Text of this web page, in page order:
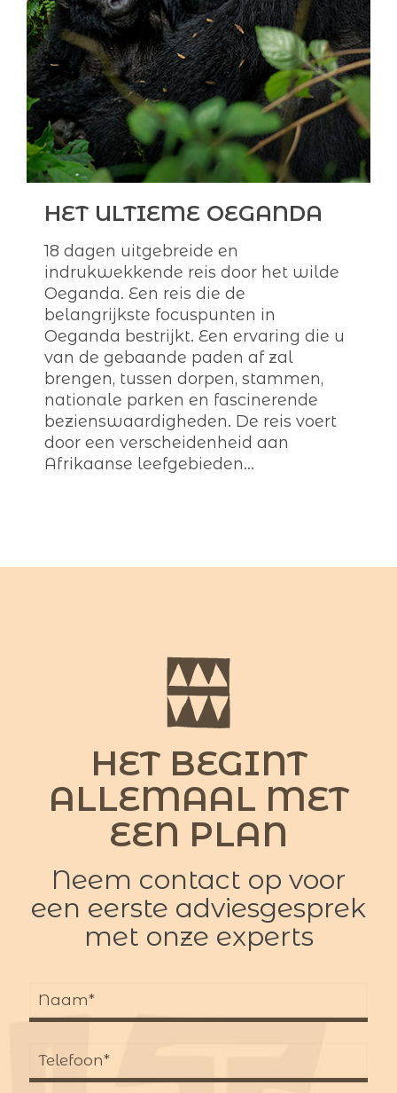
HET ULTIEME OEGANDA
18 dagen uitgebreide en
indrukwekkende reis door het wilde
Oeganda. Een reis die de
belangrijkste focuspunten in
Oeganda bestrijkt. Een ervaring die u
van de gebaande paden af zal
brengen, tussen dorpen, stammen,
nationale parken en fascinerende
bezienswaardigheden. De reis voert
door een verscheidenheid aan
Afrikaanse leefgebieden...
HET BEGINT
ALLEMAAL MET
EEN PLAN
Neem contact op voor
een eerste adviesgesprek
met onze experts